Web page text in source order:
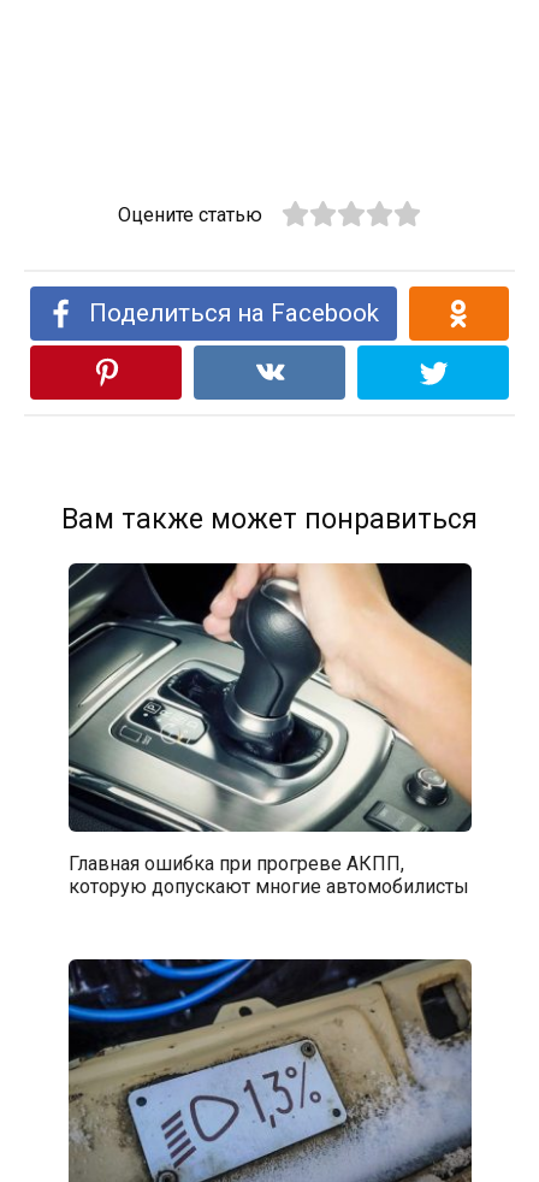
Оцените статью
Поделиться на Facebook
Вам также может понравиться
Главная ошибка при прогреве АКПП,
которую допускают многие автомобилисты